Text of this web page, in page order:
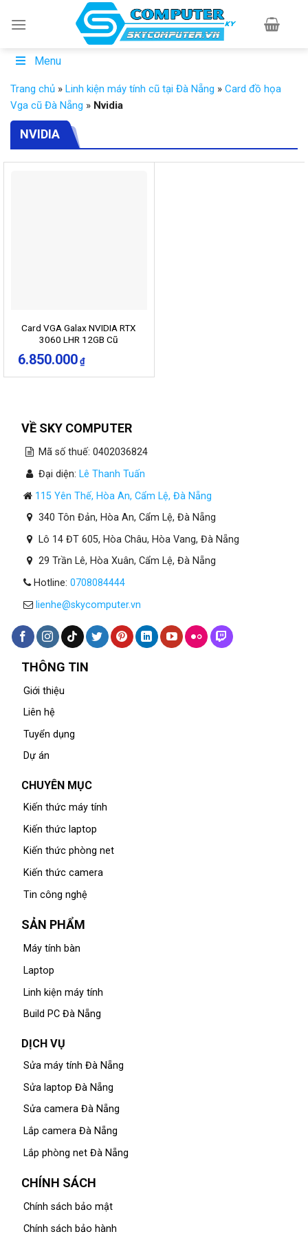
Menu
Trang chủ » Linh kiện máy tính cũ tại Đà Nẵng » Card đồ họa
Vga cũ Đà Nẵng » Nvidia
NVIDIA
Card VGA Galax NVIDIA RTX
3060 LHR 12GB Cũ
6.850.000 ₫
VỀ SKY COMPUTER
Mã số thuế: 0402036824
Đại diện: Lê Thanh Tuấn
115 Yên Thế, Hòa An, Cẩm Lệ, Đà Nẵng
340 Tôn Đản, Hòa An, Cẩm Lệ, Đà Nẵng
Lô 14 ĐT 605, Hòa Châu, Hòa Vang, Đà Nẵng
29 Trần Lê, Hòa Xuân, Cẩm Lệ, Đà Nẵng
Hotline: 0708084444
lienhe@skycomputer.vn
THÔNG TIN
Giới thiệu
Liên hệ
Tuyển dụng
Dự án
CHUYÊN MỤC
Kiến thức máy tính
Kiến thức laptop
Kiến thức phòng net
Kiến thức camera
Tin công nghệ
SẢN PHẨM
Máy tính bàn
Laptop
Linh kiện máy tính
Build PC Đà Nẵng
DỊCH VỤ
Sửa máy tính Đà Nẵng
Sửa laptop Đà Nẵng
Sửa camera Đà Nẵng
Lắp camera Đà Nẵng
Lắp phòng net Đà Nẵng
CHÍNH SÁCH
Chính sách bảo mật
Chính sách bảo hành